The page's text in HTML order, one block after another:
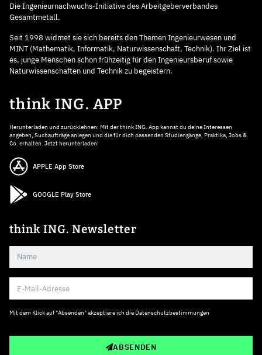
Die Ingenieurnachwuchs-Initiative des Arbeitgeberverbandes
Gesamtmetall.
Seit 1998 widmet sie sich bereits den Themen Ingenieurwesen und
MINT (Mathematik, Informatik, Naturwissenschaft, Technik). Ihr Ziel ist
es, junge Menschen schon frühzeitig für den Ingenieursberuf sowie
Naturwissenschaften und Technik zu begeistern.
think ING. APP
Herunterladen und zurücklehnen: Mit der think ING. App kannst du deine Interessen
angeben, Suchaufträge anlegen und die für dich passenden Studiengänge, Praktika, Jobs &
Co. erhalten. Jetzt herunterladen!
APPLE App Store
GOOGLE Play Store
think ING. Newsletter
Mit dem Klick auf "Absenden" akzeptiere ich die Datenschutzbestimmungen
ABSENDEN